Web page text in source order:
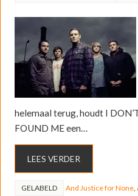
helemaal terug, houdt I
FOUND ME een…
LEES VERDER
GELABELD And Justice for None,